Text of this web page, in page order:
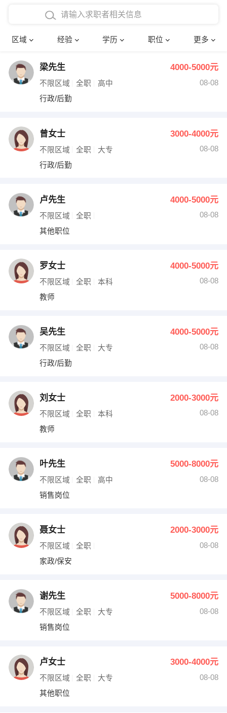
区域 经验 学历 职位 更多
在校学生工作经验
四年以上工作经验
五年以上工作经验
博士
文员 护士
财务会计
网络IT
收银员
水电/机修
编辑 法律
其他职位
确定
梁先生 4000-5000元
不限区域 全职 高中
08-08
行政/后勤
曾女士 3000-4000元
不限区域 全职 大专
08-08
行政/后勤
卢先生 4000-5000元
不限区域 全职
08-08
其他职位
罗女士 4000-5000元
不限区域 全职 本科
08-08
教师
吴先生 4000-5000元
不限区域 全职 大专
08-08
行政/后勤
刘女士 2000-3000元
不限区域 全职 本科
08-08
教师
叶先生 5000-8000元
不限区域 全职 高中
08-08
销售岗位
聂女士 2000-3000元
不限区域 全职
08-08
家政/保安
谢先生 5000-8000元
不限区域 全职 大专
08-08
销售岗位
卢女士 3000-4000元
不限区域 全职 大专
08-08
其他职位